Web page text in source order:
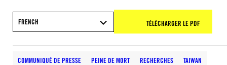
FRENCH TÉLÉCHARGER LE PDF
COMMUNIQUÉ DE PRESSE PEINE DE MORT RECHERCHES TAIWAN